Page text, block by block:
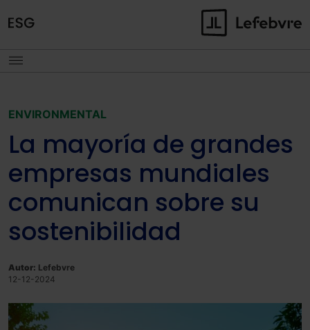
ENVIRONMENTAL
La mayoría de grandes
empresas mundiales
comunican sobre su
sostenibilidad
Autor: Lefebvre
12-12-2024